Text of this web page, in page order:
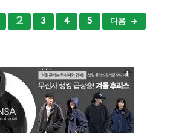
2 3 4 5 다음